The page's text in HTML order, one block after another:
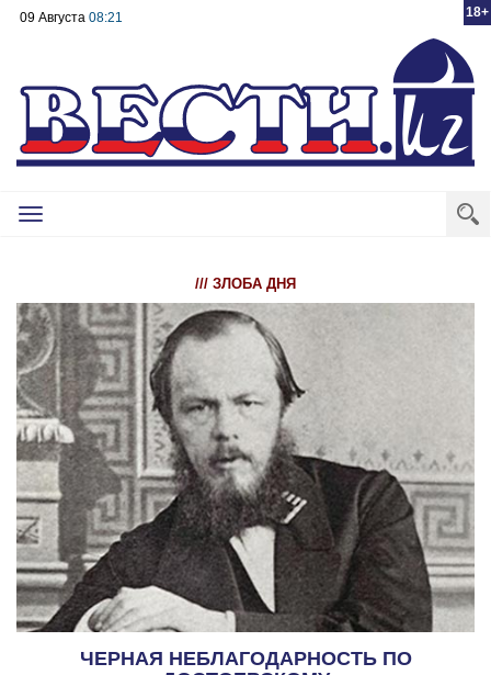
18+
09 Августа 08:21
Toggle
/// ЗЛОБА ДНЯ
ЧЕРНАЯ НЕБЛАГОДАРНОСТЬ ПО